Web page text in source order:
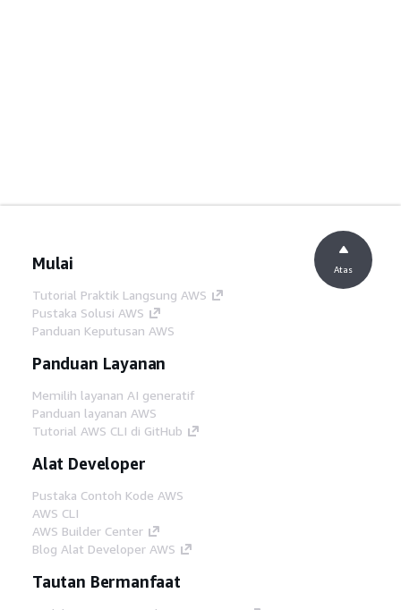
Mulai
Tutorial Praktik Langsung AWS
Pustaka Solusi AWS
Panduan Keputusan AWS
Panduan Layanan
Memilih layanan AI generatif
Panduan layanan AWS
Tutorial AWS CLI di GitHub
Alat Developer
Pustaka Contoh Kode AWS
AWS CLI
AWS Builder Center
Blog Alat Developer AWS
Tautan Bermanfaat
Atas